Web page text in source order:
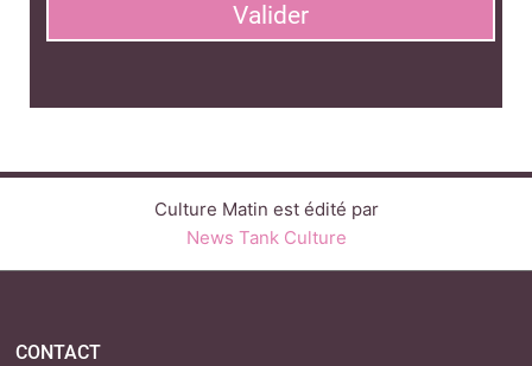
Valider
Culture Matin est édité par
News Tank Culture
CONTACT